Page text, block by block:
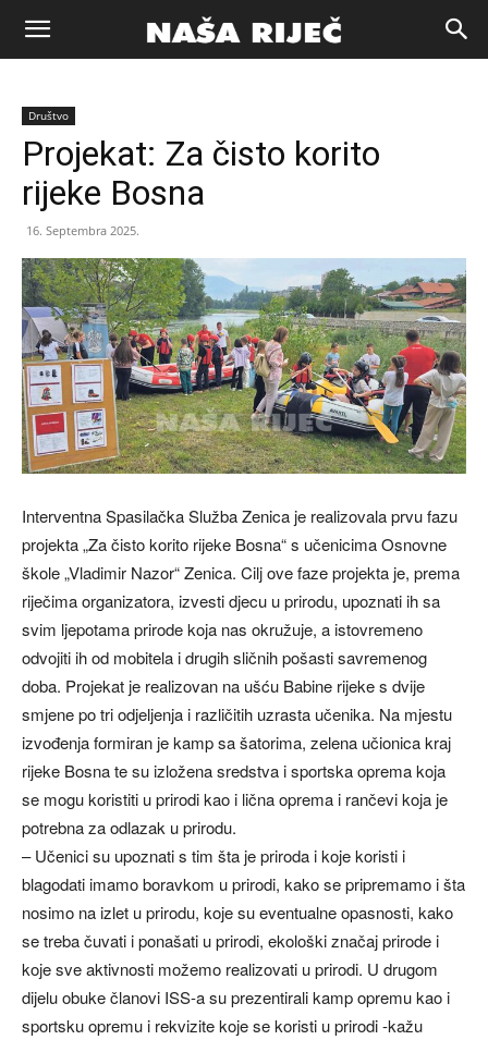
Naša
riječ
Zenica
Društvo
Projekat: Za čisto korito
rijeke Bosna
16. Septembra 2025.
Interventna Spasilačka Služba Zenica je realizovala prvu fazu
projekta „Za čisto korito rijeke Bosna“ s učenicima Osnovne
škole „Vladimir Nazor“ Zenica. Cilj ove faze projekta je, prema
riječima organizatora, izvesti djecu u prirodu, upoznati ih sa
svim ljepotama prirode koja nas okružuje, a istovremeno
odvojiti ih od mobitela i drugih sličnih pošasti savremenog
doba. Projekat je realizovan na ušću Babine rijeke s dvije
smjene po tri odjeljenja i različitih uzrasta učenika. Na mjestu
izvođenja formiran je kamp sa šatorima, zelena učionica kraj
rijeke Bosna te su izložena sredstva i sportska oprema koja
se mogu koristiti u prirodi kao i lična oprema i rančevi koja je
potrebna za odlazak u prirodu.
– Učenici su upoznati s tim šta je priroda i koje koristi i
blagodati imamo boravkom u prirodi, kako se pripremamo i šta
nosimo na izlet u prirodu, koje su eventualne opasnosti, kako
se treba čuvati i ponašati u prirodi, ekološki značaj prirode i
koje sve aktivnosti možemo realizovati u prirodi. U drugom
dijelu obuke članovi ISS-a su prezentirali kamp opremu kao i
sportsku opremu i rekvizite koje se koristi u prirodi -kažu